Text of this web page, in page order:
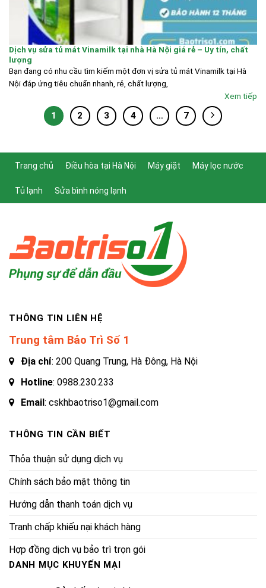
Dịch vụ sửa tủ mát Vinamilk tại nhà Hà Nội giá rẻ – Uy tín, chất
lượng
Bạn đang có nhu cầu tìm kiếm một đơn vị sửa tủ mát Vinamilk tại Hà
Nội đáp ứng tiêu chuẩn nhanh, rẻ, chất lượng,
Xem tiếp
1 2 3 4 … 7
Trang chủ Điều hòa tại Hà Nội Máy giặt Máy lọc nước
Tủ lạnh Sửa bình nóng lạnh
THÔNG TIN LIÊN HỆ
Trung tâm Bảo Trì Số 1
Địa chỉ: 200 Quang Trung, Hà Đông, Hà Nội
Hotline: 0988.230.233
Email: cskhbaotriso1@gmail.com
THÔNG TIN CẦN BIẾT
Thỏa thuận sử dụng dịch vụ
Chính sách bảo mật thông tin
Hướng dẫn thanh toán dịch vụ
Tranh chấp khiếu nại khách hàng
Hợp đồng dịch vụ bảo trì trọn gói
DANH MỤC KHUYẾN MẠI